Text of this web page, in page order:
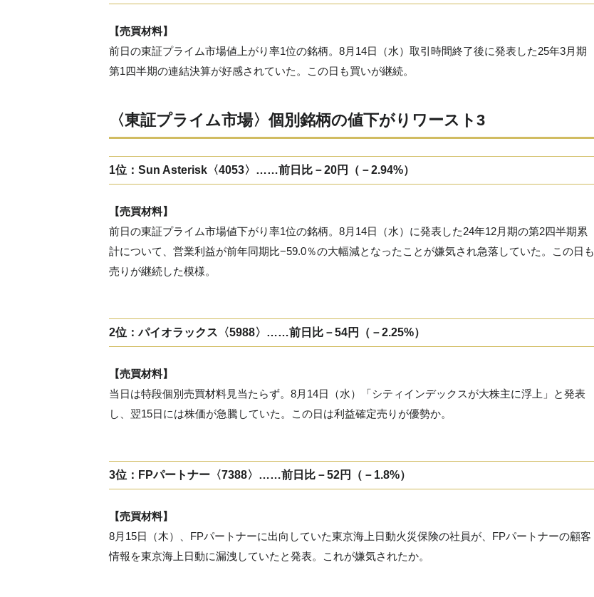
【売買材料】
前日の東証プライム市場値上がり率1位の銘柄。8月14日（水）取引時間終了後に発表した25年3月期
第1四半期の連結決算が好感されていた。この日も買いが継続。
〈東証プライム市場〉個別銘柄の値下がりワースト3
1位：Sun Asterisk〈4053〉……前日比－20円（－2.94%）
【売買材料】
前日の東証プライム市場値下がり率1位の銘柄。8月14日（水）に発表した24年12月期の第2四半期累
計について、営業利益が前年同期比−59.0％の大幅減となったことが嫌気され急落していた。この日も
売りが継続した模様。
2位：パイオラックス〈5988〉……前日比－54円（－2.25%）
【売買材料】
当日は特段個別売買材料見当たらず。8月14日（水）「シティインデックスが大株主に浮上」と発表
し、翌15日には株価が急騰していた。この日は利益確定売りが優勢か。
3位：FPパートナー〈7388〉……前日比－52円（－1.8%）
【売買材料】
8月15日（木）、FPパートナーに出向していた東京海上日動火災保険の社員が、FPパートナーの顧客
情報を東京海上日動に漏洩していたと発表。これが嫌気されたか。